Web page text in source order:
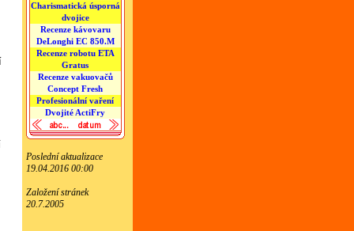
Charismatická úsporná
dvojice
Recenze kávovaru
DeLonghi EC 850.M
Recenze robotu ETA
Gratus
Recenze vakuovačů
Concept Fresh
Profesionální vaření
Dvojité ActiFry
Poslední aktualizace
19.04.2016 00:00
Založení stránek
20.7.2005